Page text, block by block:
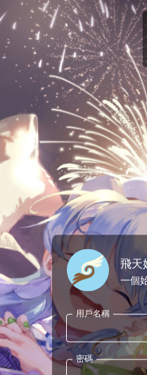
飛天
一個
用戶名稱
密碼